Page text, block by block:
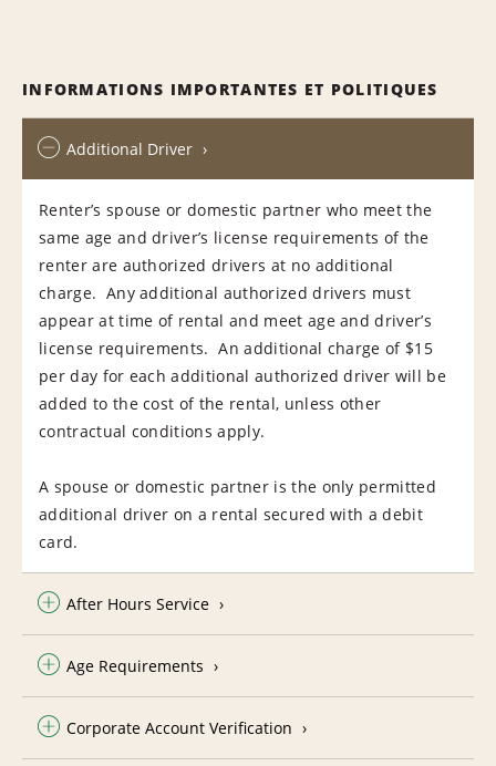
INFORMATIONS IMPORTANTES ET POLITIQUES
Additional Driver
Renter’s spouse or domestic partner who meet the
same age and driver’s license requirements of the
renter are authorized drivers at no additional
charge. Any additional authorized drivers must
appear at time of rental and meet age and driver’s
license requirements. An additional charge of $15
per day for each additional authorized driver will be
added to the cost of the rental, unless other
contractual conditions apply.
A spouse or domestic partner is the only permitted
additional driver on a rental secured with a debit
card.
After Hours Service
Age Requirements
Corporate Account Verification